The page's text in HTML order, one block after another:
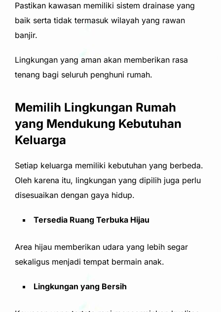
Pastikan kawasan memiliki sistem drainase yang
baik serta tidak termasuk wilayah yang rawan
banjir.
Lingkungan yang aman akan memberikan rasa
tenang bagi seluruh penghuni rumah.
Memilih Lingkungan Rumah
yang Mendukung Kebutuhan
Keluarga
Setiap keluarga memiliki kebutuhan yang berbeda.
Oleh karena itu, lingkungan yang dipilih juga perlu
disesuaikan dengan gaya hidup.
Tersedia Ruang Terbuka Hijau
Area hijau memberikan udara yang lebih segar
sekaligus menjadi tempat bermain anak.
Lingkungan yang Bersih